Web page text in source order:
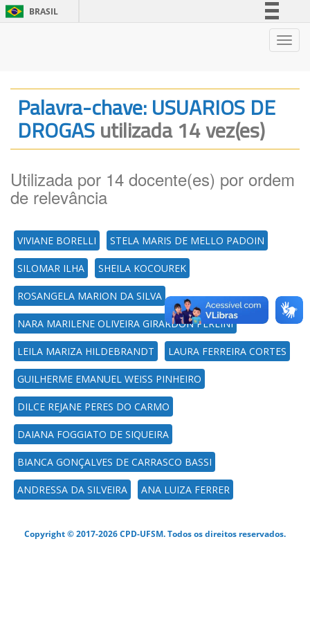
BRASIL
Legislação
Canais
Palavra-chave: USUARIOS DE
DROGASutilizada 14 vez(es)
Utilizada por 14 docente(es) por ordem
de relevância
VIVIANE BORELLI STELA MARIS DE MELLO PADOIN
SILOMAR ILHA SHEILA KOCOUREK
ROSANGELA MARION DA SILVA
NARA MARILENE OLIVEIRA GIRARDON PERLINI
LEILA MARIZA HILDEBRANDT LAURA FERREIRA CORTES
GUILHERME EMANUEL WEISS PINHEIRO
DILCE REJANE PERES DO CARMO
DAIANA FOGGIATO DE SIQUEIRA
BIANCA GONÇALVES DE CARRASCO BASSI
ANDRESSA DA SILVEIRA ANA LUIZA FERRER
Copyright © 2017-2026 CPD-UFSM. Todos os direitos reservados.